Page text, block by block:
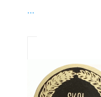
...